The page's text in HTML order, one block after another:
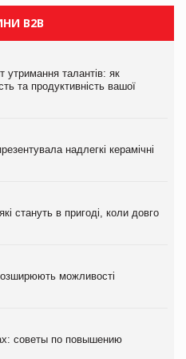
B2B
утримання талантів: як
та продуктивність вашої
надлегкі керамічні
стануть в пригоді, коли довго
можливості
советы по повышению